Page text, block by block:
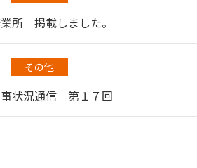
所 掲載しました。
その他
状況通信 第１７回